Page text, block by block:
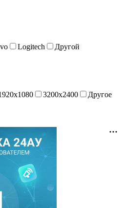
Logitech
Другой
3200x2400
Другое